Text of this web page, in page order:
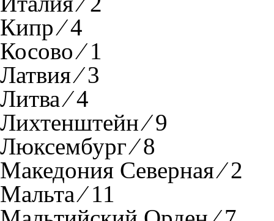
Кипр ⁄ 4
Косово ⁄ 1
Латвия ⁄ 3
Литва ⁄ 4
Лихтенштейн ⁄ 9
Люксембург ⁄ 8
Македония Северная ⁄ 2
Мальта ⁄ 11